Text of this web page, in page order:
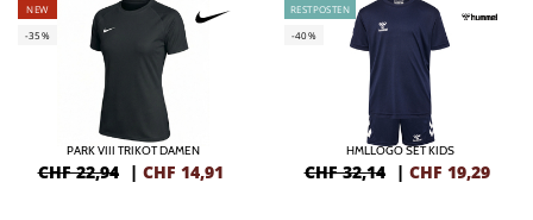
NEW
-35%
PARK VIII TRIKOT DAMEN
CHF 22,94 | CHF 14,91
RESTPOSTEN
-40%
HMLLOGO SET KIDS
CHF 32,14 | CHF 19,29